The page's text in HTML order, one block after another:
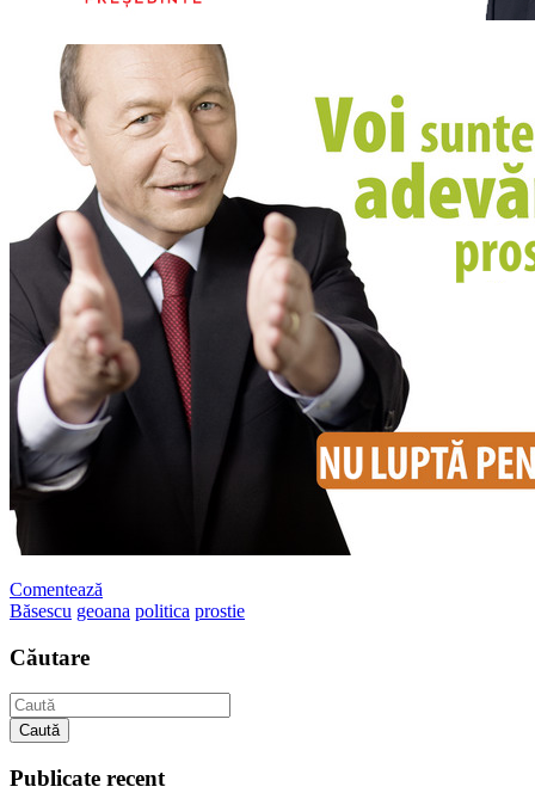
Comentează
Băsescu geoana politica prostie
Căutare
Caută
Publicate recent